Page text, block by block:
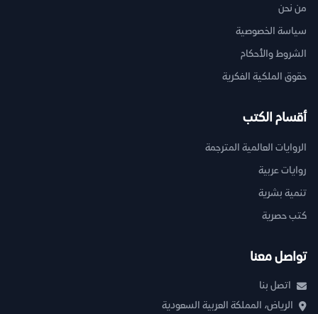
من نحن
سياسة الخصوصية
الشروط والأحكام
حقوق الملكية الفكرية
أقسام الكتب
الروايات العالمية المترجمة
روايات عربية
تنمية بشرية
كتب حصرية
تواصل معنا
اتصل بنا
الرياض، المملكة العربية السعودية